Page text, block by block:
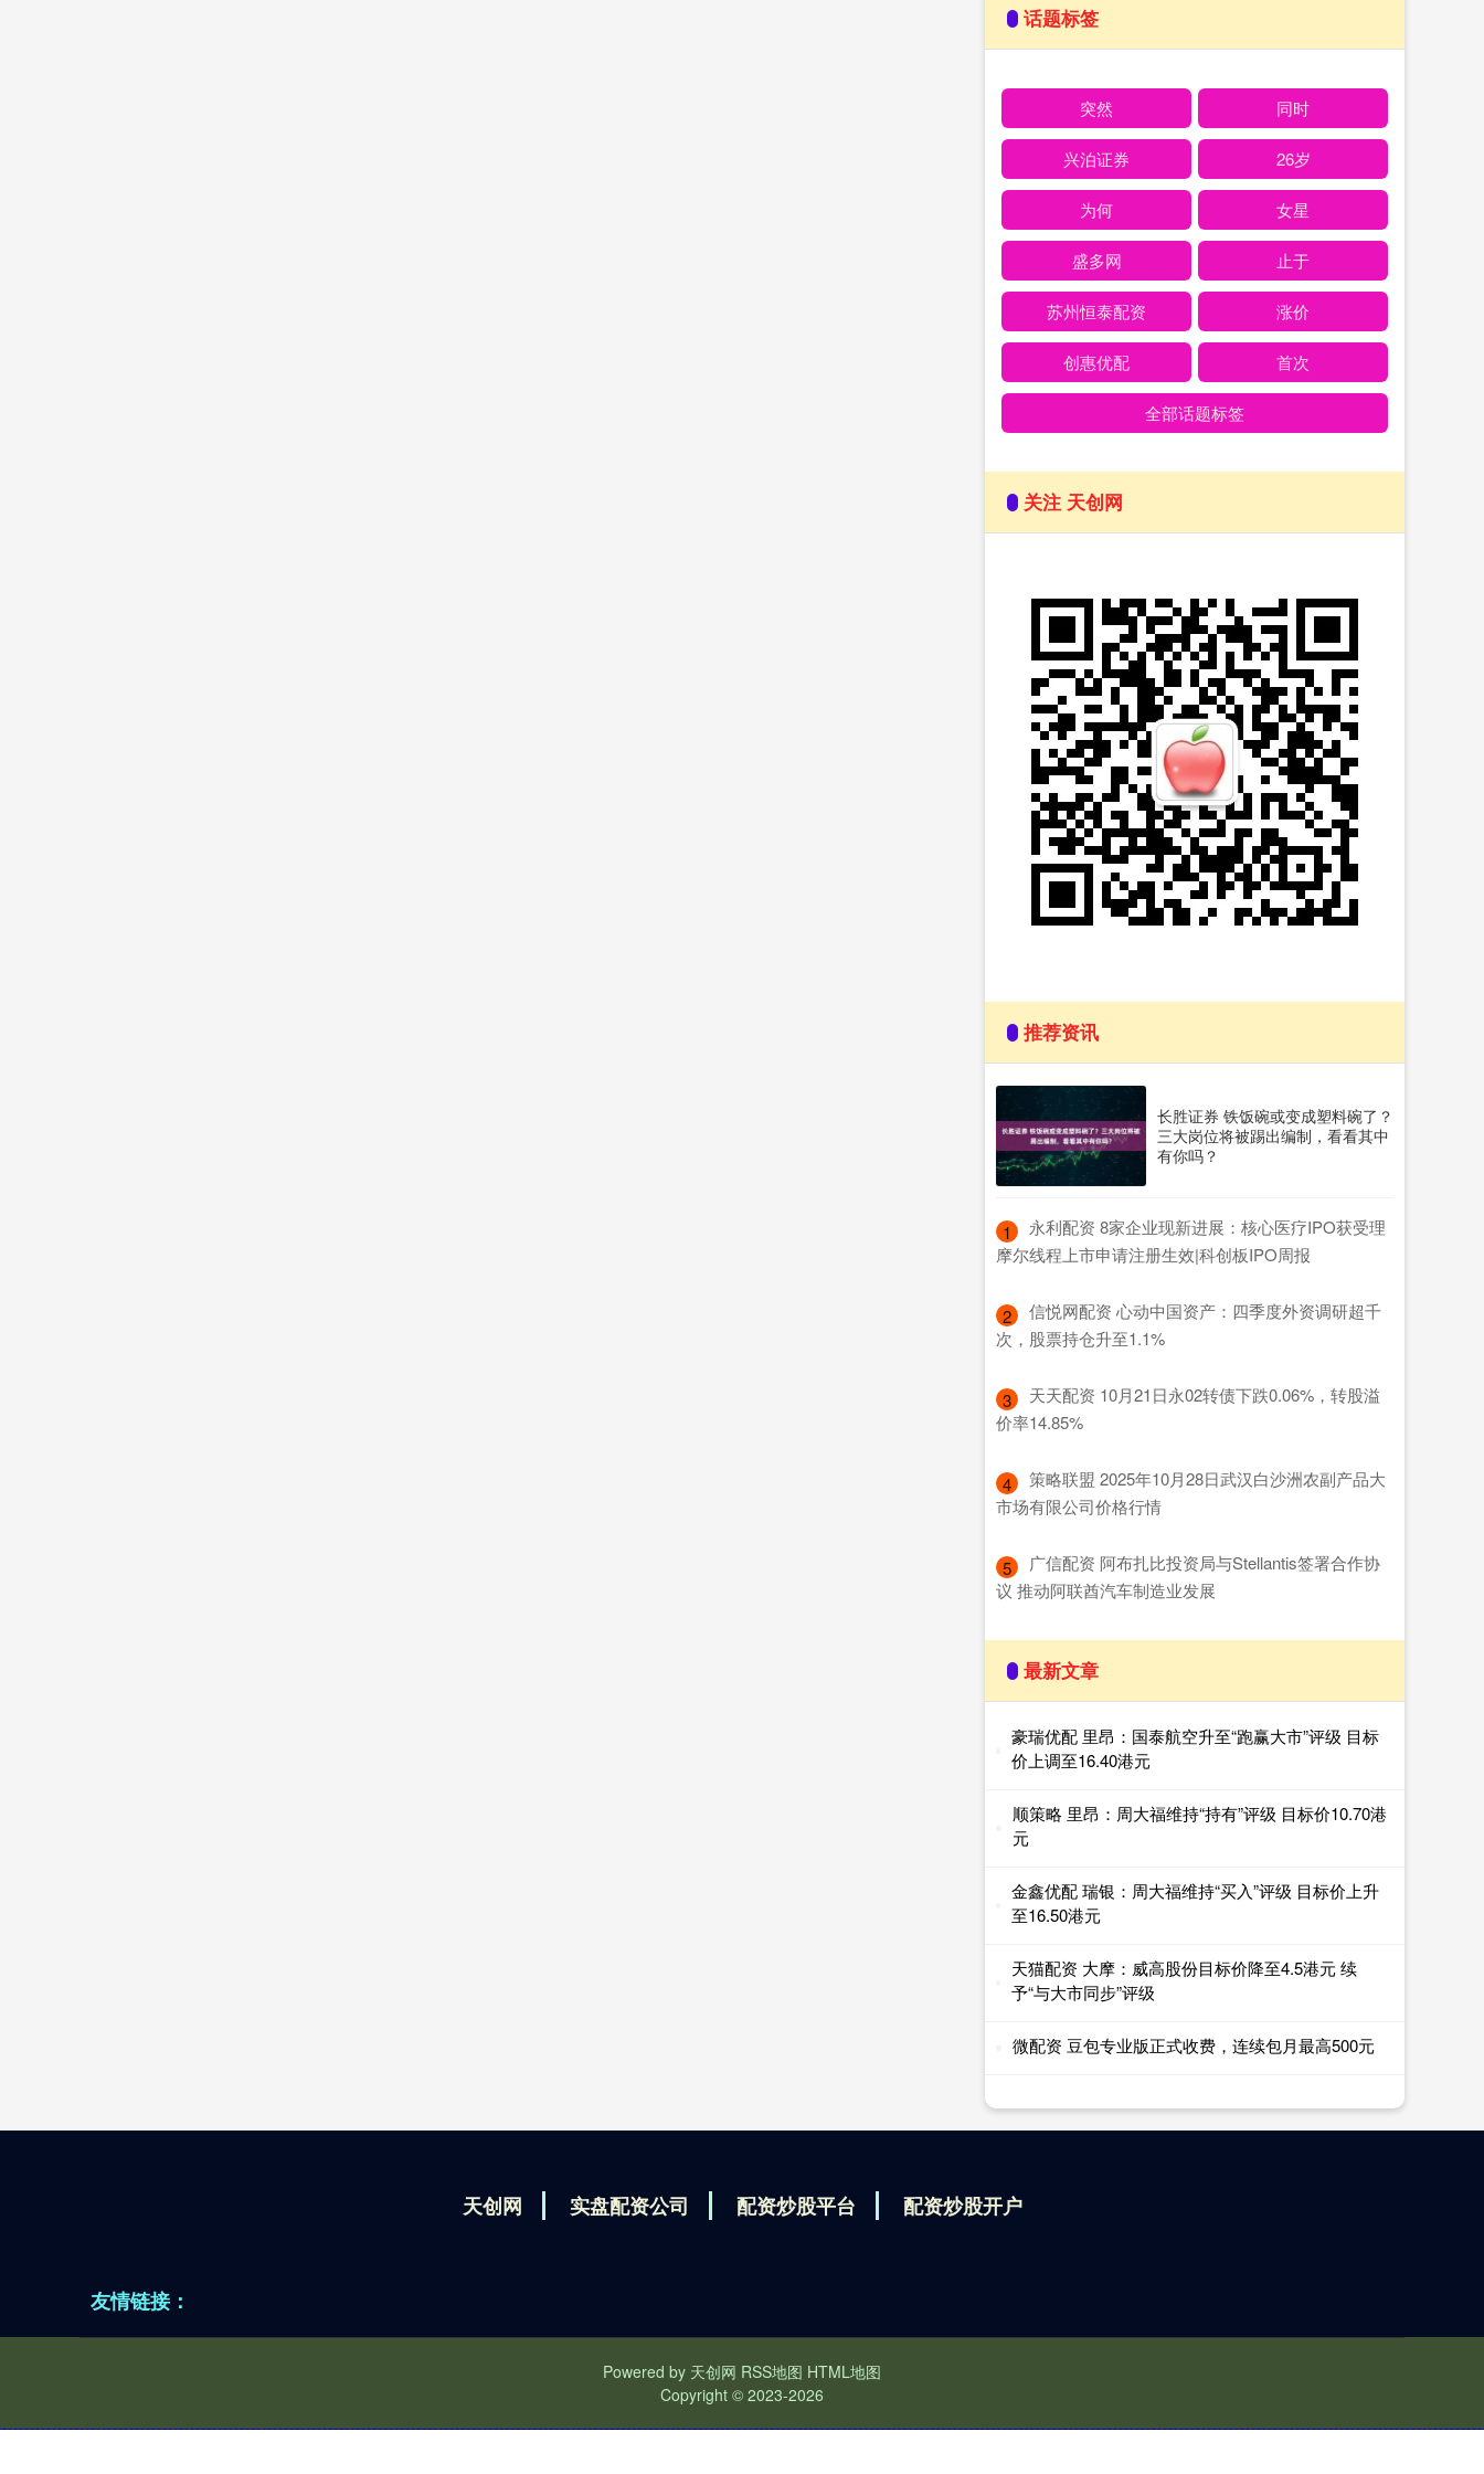
话题标签
突然 同时
兴泊证券 26岁
为何 女星
盛多网 止于
苏州恒泰配资 涨价
创惠优配 首次
全部话题标签
关注 天创网
推荐资讯
长胜证券 铁饭碗或变成塑料碗了？
三大岗位将被踢出编制，看看其中
有你吗？
1
​永利配资 8家企业现新进展：核心医疗IPO获受理
摩尔线程上市申请注册生效|科创板IPO周报
2
​信悦网配资 心动中国资产：四季度外资调研超千
次，股票持仓升至1.1%
3
​天天配资 10月21日永02转债下跌0.06%，转股溢
价率14.85%
4
​策略联盟 2025年10月28日武汉白沙洲农副产品大
市场有限公司价格行情
5
​广信配资 阿布扎比投资局与Stellantis签署合作协
议 推动阿联酋汽车制造业发展
最新文章
豪瑞优配 里昂：国泰航空升至“跑赢大市”评级 目标
价上调至16.40港元
顺策略 里昂：周大福维持“持有”评级 目标价10.70港
元
金鑫优配 瑞银：周大福维持“买入”评级 目标价上升
至16.50港元
天猫配资 大摩：威高股份目标价降至4.5港元 续
予“与大市同步”评级
微配资 豆包专业版正式收费，连续包月最高500元
天创网 实盘配资公司 配资炒股平台 配资炒股开户
友情链接：
Powered by 天创网 RSS地图 HTML地图
Copyright © 2023-2026